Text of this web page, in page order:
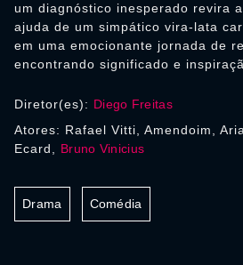
um diagnóstico inesperado revira
ajuda de um simpático vira-lata
em uma emocionante jornada de
encontrando significado e
Diretor(es): Diego Freitas
Atores: Rafael Vitti, Amendoim,
Ecard, Bruno Vinicius
Drama Comédia